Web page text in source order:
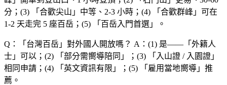
分；(3) 「 合歡尖山 」中等、2-3 小時；(4) 「 合歡群峰 」可在
1-2 天走完 5 座百岳；(5) 「 百岳入門首選 」。
Q：「 台灣百岳 」對外國人開放嗎？ A：(1) 是——「 外籍人
士 」可以；(2) 「 部分需嚮導陪同 」；(3) 「 入山證 / 入園證 」
相同申請；(4) 「 英文資訊有限 」；(5) 「 雇用當地嚮導 」推
薦。